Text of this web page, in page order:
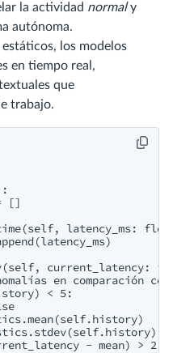
la actividad normaly
autónoma.
los modelos
en tiempo real,
que
trabajo.
[]
latency_ms:
current_latency:
en comparación
< 5:
- mean) > 2 *